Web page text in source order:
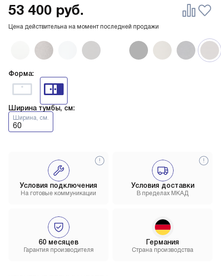
Форма:
Ширина тумбы, см:
Ширина, см.
60
Цена действительна на момент последней продажи
53 400 руб.
Условия доставки
В пределах МКАД
60 месяцев
Гарантия производителя
Условия подключения
На готовые коммуникации
Германия
Страна производства